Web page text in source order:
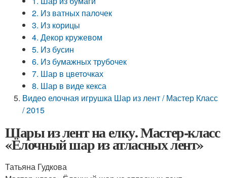
2. Из ватных палочек
3. Из корицы
4. Декор кружевом
5. Из бусин
6. Из бумажных трубочек
7. Шар в цветочках
8. Шар в виде кекса
Видео елочная игрушка Шар из лент / Мастер Класс
/ 2015
Шары из лент на елку. Мастер-класс
«Ёлочный шар из атласных лент»
Татьяна Гудкова